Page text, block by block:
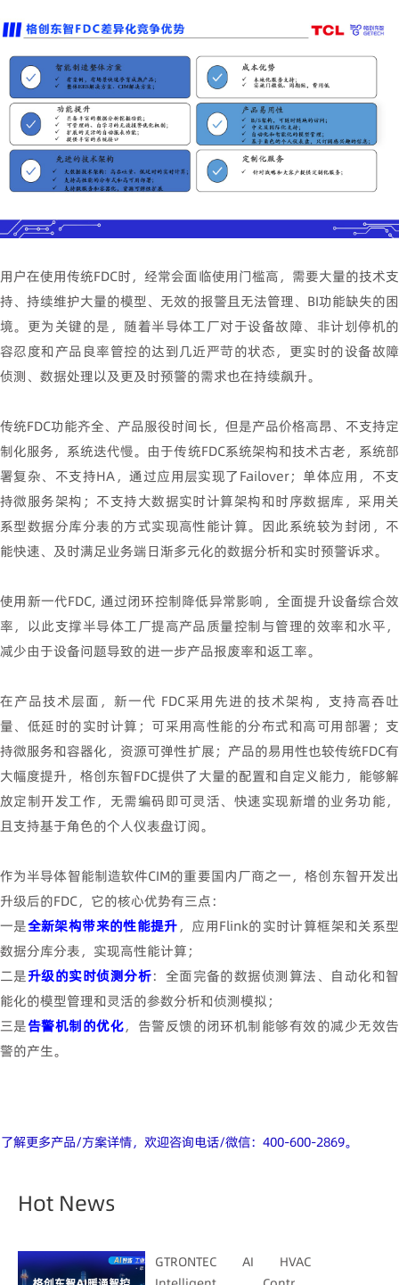
用户在使用传统FDC时，经常会面临使用门槛高，需要大量的技术支
持、持续维护大量的模型、无效的报警且无法管理、 BI功能缺失的困
境。更为关键的是，随着半导体工厂对于设备故障、非计划停机的
容忍度和产品良率管控的达到几近严苛的状态，更实时的设备故障
侦测、数据处理以及更及时预警的需求也在持续飙升。
传统FDC功能齐全、产品服役时间长，但是产品价格高昂、不支持定
制化服务，系统迭代慢。由于传统FDC系统架构和技术古老，系统部
署复杂、不支持HA，通过应用层实现了Failover；单体应用，不支
持微服务架构；不支持大数据实时计算架构和时序数据库，采用关
系型数据分库分表的方式实现高性能计算。因此系统较为封闭，不
能快速、及时满足业务端日渐多元化的数据分析和实时预警诉求。
使用新一代FDC, 通过闭环控制降低异常影响，全面提升设备综合效
率，以此支撑半导体工厂提高产品质量控制与管理的效率和水平，
减少由于设备问题导致的进一步产品报废率和返工率。
在产品技术层面，新一代 FDC采用先进的技术架构，支持高吞吐
量、低延时的实时计算；可采用高性能的分布式和高可用部署；支
持微服务和容器化，资源可弹性扩展；产品的易用性也较传统FDC有
大幅度提升，格创东智FDC提供了大量的配置和自定义能力，能够解
放定制开发工作，无需编码即可灵活、快速实现新增的业务功能，
且支持基于角色的个人仪表盘订阅。
作为半导体智能制造软件CIM的重要国内厂商之一，格创东智开发出
升级后的FDC，它的核心优势有三点：
一是全新架构带来的性能提升，应用Flink的实时计算框架和关系型
数据分库分表，实现高性能计算；
二是升级的实时侦测分析：全面完备的数据侦测算法、自动化和智
能化的模型管理和灵活的参数分析和侦测模拟；
三是告警机制的优化，告警反馈的闭环机制能够有效的减少无效告
警的产生。
了解更多产品/方案详情，欢迎咨询电话/微信：400-600-2869。
Hot News
GTRONTEC AI HVAC